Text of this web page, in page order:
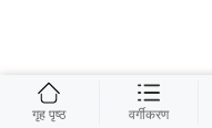
गृह पृष्ठ वर्गीकरण